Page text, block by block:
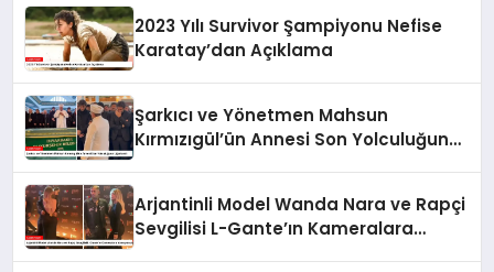
2023 Yılı Survivor Şampiyonu Nefise
Karatay’dan Açıklama
Şarkıcı ve Yönetmen Mahsun
Kırmızıgül’ün Annesi Son Yolculuğuna
Arjantinli Model Wanda Nara ve Rapçi
Sevgilisi L-Gante’ın Kameralara